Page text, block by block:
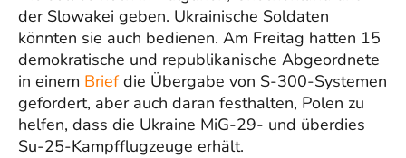
der Slowakei geben. Ukrainische Soldaten
könnten sie auch bedienen. Am Freitag hatten 15
demokratische und republikanische Abgeordnete
in einem Briefdie Übergabe von S-300-Systemen
gefordert, aber auch daran festhalten, Polen zu
helfen, dass die Ukraine MiG-29- und überdies
Su-25-Kampfflugzeuge erhält.